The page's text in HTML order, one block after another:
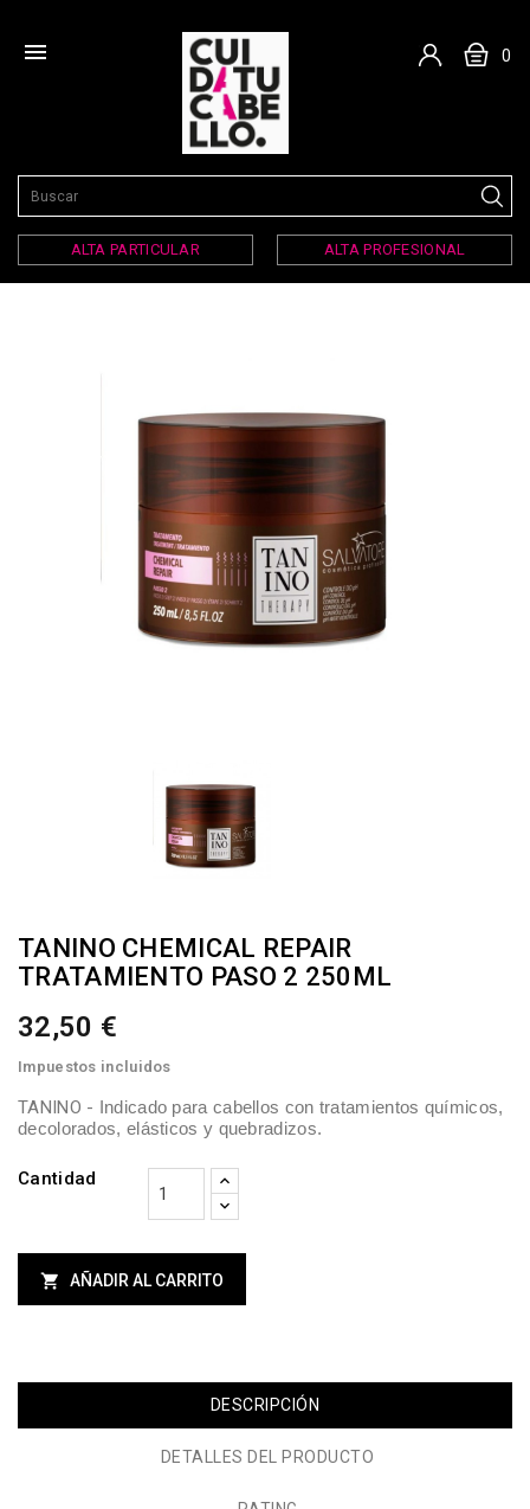
 0
ALTA PARTICULAR ALTA PROFESIONAL
TANINO CHEMICAL REPAIR
TRATAMIENTO PASO 2 250ML
32,50 €
Impuestos incluidos
TANINO - Indicado para cabellos con tratamientos químicos,
decolorados, elásticos y quebradizos.
Cantidad
 AÑADIR AL CARRITO
DESCRIPCIÓN
DETALLES DEL PRODUCTO